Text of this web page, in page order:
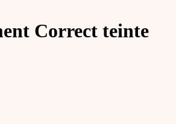
Correct teinte